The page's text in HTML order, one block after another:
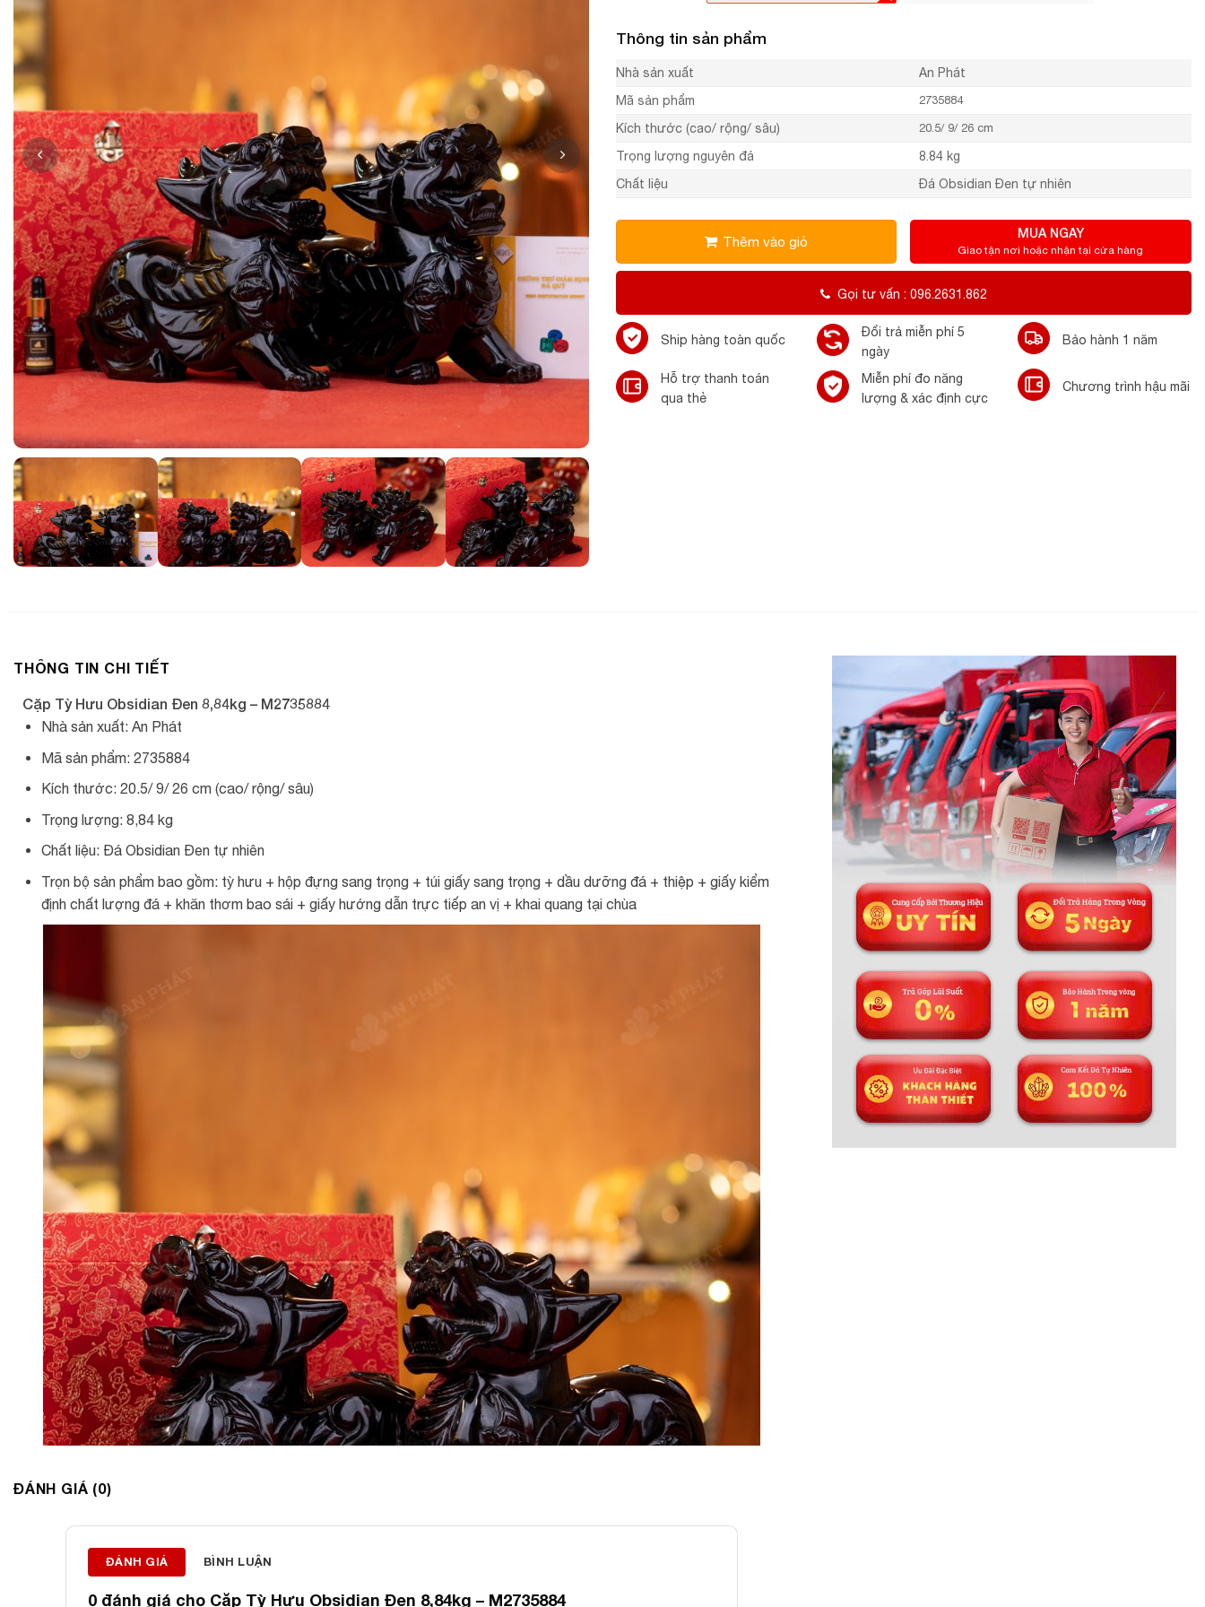
Thông tin sản phẩm
Nhà sản xuất
An Phát
Mã sản phẩm
2735884
Kích thước (cao/ rộng/ sâu) 20.5/ 9/ 26 cm
Trọng lượng nguyên đá
8.84 kg
Chất liệu
Đá Obsidian Đen tự nhiên
Thêm vào giỏ MUA NGAY
Giao tận nơi hoặc nhận tại cửa hàng
Gọi tư vấn : 096.2631.862
Ship hàng toàn quốc
Đổi trả miễn phí 5
ngày
Bảo hành 1 năm
Hỗ trợ thanh toán
qua thẻ
Miễn phí đo năng
lượng & xác định cực
Chương trình hậu mãi
THÔNG TIN CHI TIẾT
Cặp Tỳ Hưu Obsidian Đen 8,84kg – M2735884
Nhà sản xuất: An Phát
Mã sản phẩm: 2735884
Kích thước: 20.5/ 9/ 26 cm (cao/ rộng/ sâu)
Trọng lượng: 8,84 kg
Chất liệu: Đá Obsidian Đen tự nhiên
Trọn bộ sản phẩm bao gồm: tỳ hưu + hộp đựng sang trọng + túi giấy sang trọng + dầu dưỡng đá + thiệp + giấy kiểm
định chất lượng đá + khăn thơm bao sái + giấy hướng dẫn trực tiếp an vị + khai quang tại chùa
ĐÁNH GIÁ (0)
ĐÁNH GIÁ BÌNH LUẬN
0 đánh giá cho Cặp Tỳ Hưu Obsidian Đen 8,84kg – M2735884